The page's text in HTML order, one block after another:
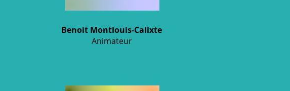
Benoit Montlouis-Calixte
Animateur